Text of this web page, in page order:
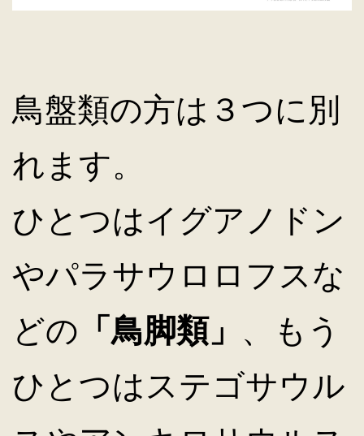
鳥盤類の方は３つに別
れます。
ひとつはイグアノドン
やパラサウロロフスな
どの 「鳥脚類」 、もう
ひとつはステゴサウル